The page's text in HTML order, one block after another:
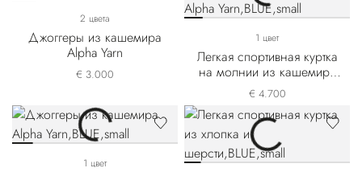
2 цвета
Джоггеры из кашемира
Alpha Yarn
€ 3.000
1 цвет
Легкая спортивная куртка
на молнии из кашемира
Alpha Yarn
€ 4.700
1 цвет